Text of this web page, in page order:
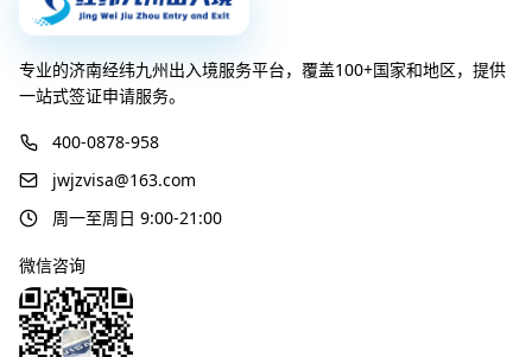
专业的济南经纬九州出入境服务平台，覆盖100+国家和地区，提供
一站式签证申请服务。
400-0878-958
jwjzvisa@163.com
周一至周日 9:00-21:00
微信咨询